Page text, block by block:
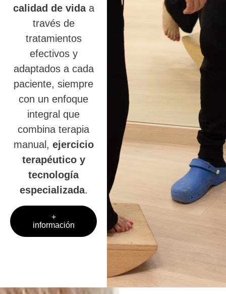
calidad de vidaa
través de
tratamientos
efectivos y
adaptados a cada
paciente, siempre
con un enfoque
integral que
combina terapia
manual, ejercicio
terapéutico y
tecnología
especializada.
+
información